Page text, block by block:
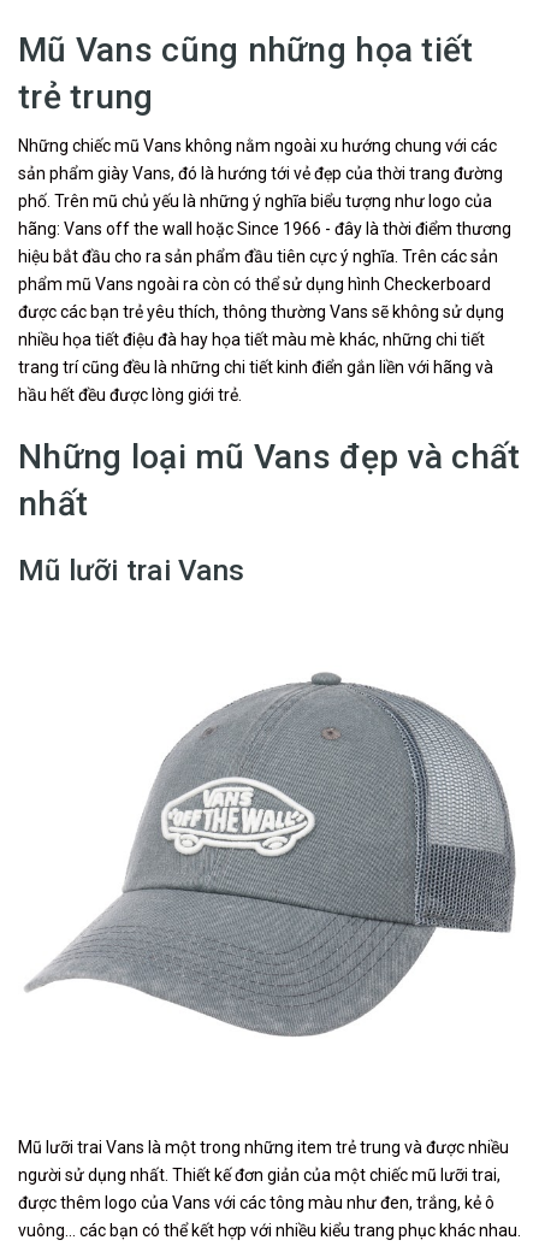
Mũ Vans cũng những họa tiết
trẻ trung
Những chiếc mũ Vans không nằm ngoài xu hướng chung với các
sản phẩm giày Vans, đó là hướng tới vẻ đẹp của thời trang đường
phố. Trên mũ chủ yếu là những ý nghĩa biểu tượng như logo của
hãng: Vans off the wall hoặc Since 1966 - đây là thời điểm thương
hiệu bắt đầu cho ra sản phẩm đầu tiên cực ý nghĩa. Trên các sản
phẩm mũ Vans ngoài ra còn có thể sử dụng hình Checkerboard
được các bạn trẻ yêu thích, thông thường Vans sẽ không sử dụng
nhiều họa tiết điệu đà hay họa tiết màu mè khác, những chi tiết
trang trí cũng đều là những chi tiết kinh điển gắn liền với hãng và
hầu hết đều được lòng giới trẻ.
Những loại mũ Vans đẹp và chất
nhất
Mũ lưỡi trai Vans
Mũ lưỡi trai Vans là một trong những item trẻ trung và được nhiều
người sử dụng nhất. Thiết kế đơn giản của một chiếc mũ lưỡi trai,
được thêm logo của Vans với các tông màu như đen, trắng, kẻ ô
vuông… các bạn có thể kết hợp với nhiều kiểu trang phục khác nhau.